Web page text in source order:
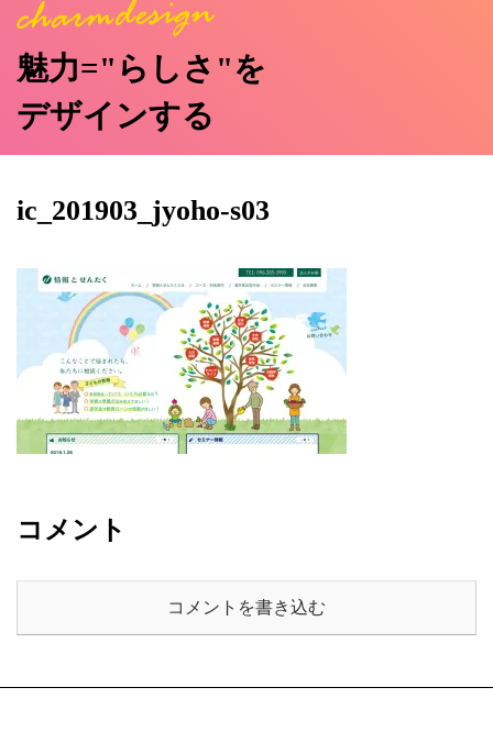
魅力="らしさ"を
デザインする
ic_201903_jyoho-s03
コメント
コメントを書き込む